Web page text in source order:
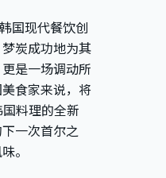
国现代餐饮创
炭成功地为其
是一场调动所
食家来说，将
料理的全新
一次首尔之
。